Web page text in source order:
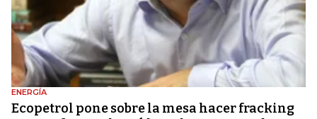
ENERGÍA
Ecopetrol pone sobre la mesa hacer fracking